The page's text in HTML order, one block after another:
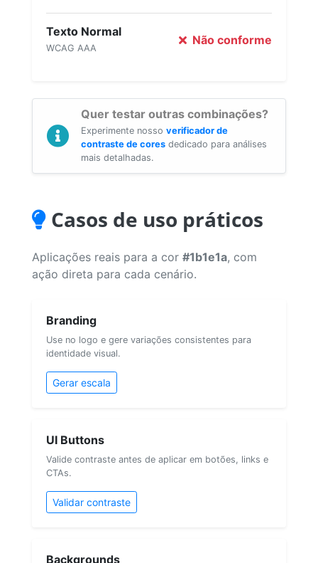
Texto Normal
WCAG AAA
Não conforme
Quer testar outras combinações?
Experimente nosso verificador de
contraste de cores dedicado para análises
mais detalhadas.
Casos de uso práticos
Aplicações reais para a cor #1b1e1a, com
ação direta para cada cenário.
Branding
Use no logo e gere variações consistentes para
identidade visual.
Gerar escala
UI Buttons
Valide contraste antes de aplicar em botões, links e
CTAs.
Validar contraste
Backgrounds